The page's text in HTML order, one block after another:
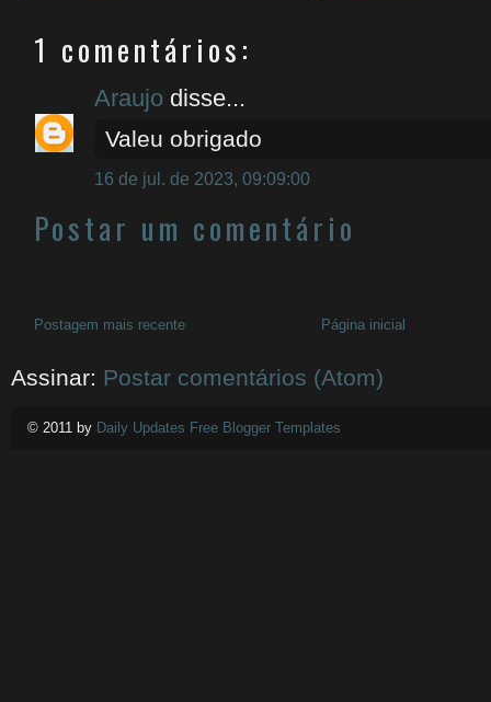
1 comentários:
Araujo disse...
Valeu obrigado
16 de jul. de 2023, 09:09:00
Postar um comentário
Postagem mais recente Página inicial
Assinar: Postar comentários (Atom)
© 2011 by Daily Updates Free Blogger Templates